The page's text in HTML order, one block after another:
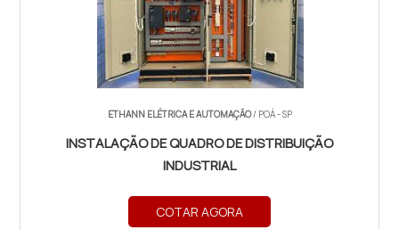
ETHANN ELÉTRICA E AUTOMAÇÃO/ POÁ - SP
INSTALAÇÃO DE QUADRO DE DISTRIBUIÇÃO
INDUSTRIAL
COTAR AGORA